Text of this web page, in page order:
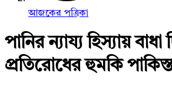
আজকের পত্রিকা
পানির ন্যায্য হিস্যায় বাধা
প্রতিরোধের হুমকি